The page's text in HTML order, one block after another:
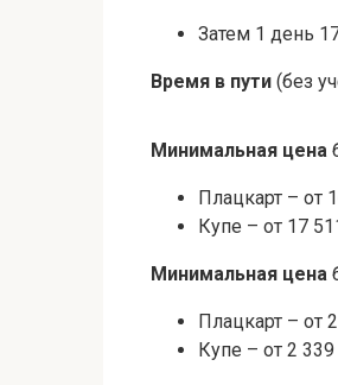
Затем 1 день
Время в пути (без
Минимальная цена
Плацкарт – от
Купе – от 17
Минимальная цена
Плацкарт – от
Купе – от 2 339